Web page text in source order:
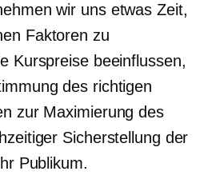
wir uns etwas Zeit,
Faktoren zu
Kurspreise beeinflussen,
des richtigen
zur Maximierung des
Sicherstellung der
Publikum.